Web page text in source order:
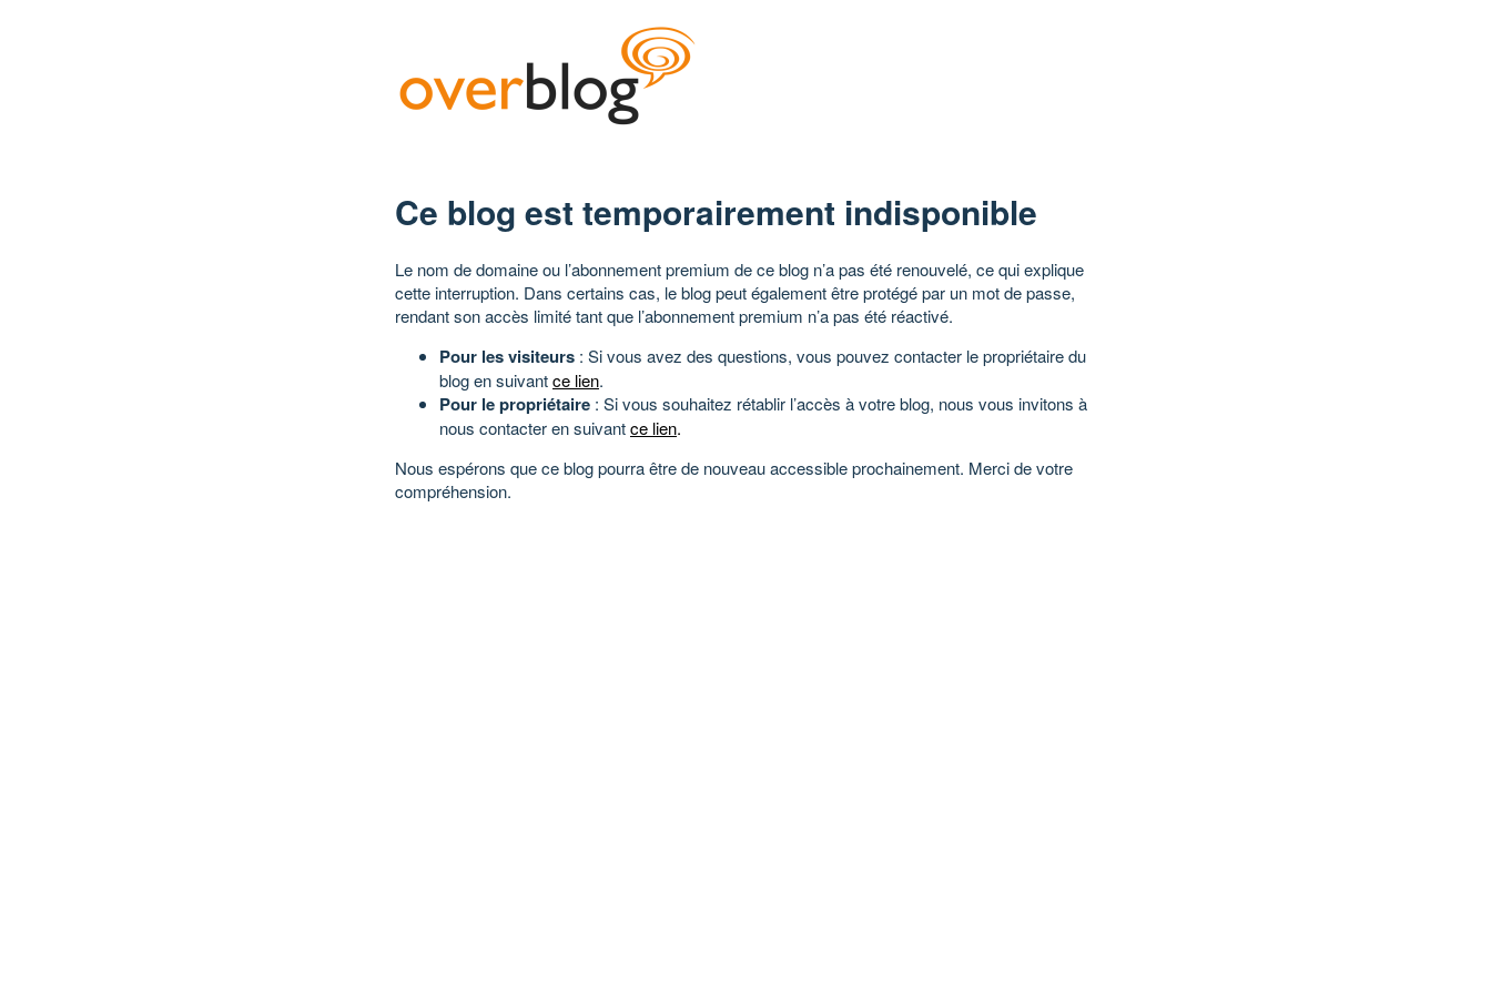
Ce blog est temporairement indisponible
Le nom de domaine ou l’abonnement premium de ce blog n’a pas été renouvelé, ce qui explique
cette interruption. Dans certains cas, le blog peut également être protégé par un mot de passe,
rendant son accès limité tant que l’abonnement premium n’a pas été réactivé.
Pour les visiteurs : Si vous avez des questions, vous pouvez contacter le propriétaire du
blog en suivantce lien.
Pour le propriétaire : Si vous souhaitez rétablir l’accès à votre blog, nous vous invitons à
nous contacter en suivantce lien.
Nous espérons que ce blog pourra être de nouveau accessible prochainement. Merci de votre
compréhension.